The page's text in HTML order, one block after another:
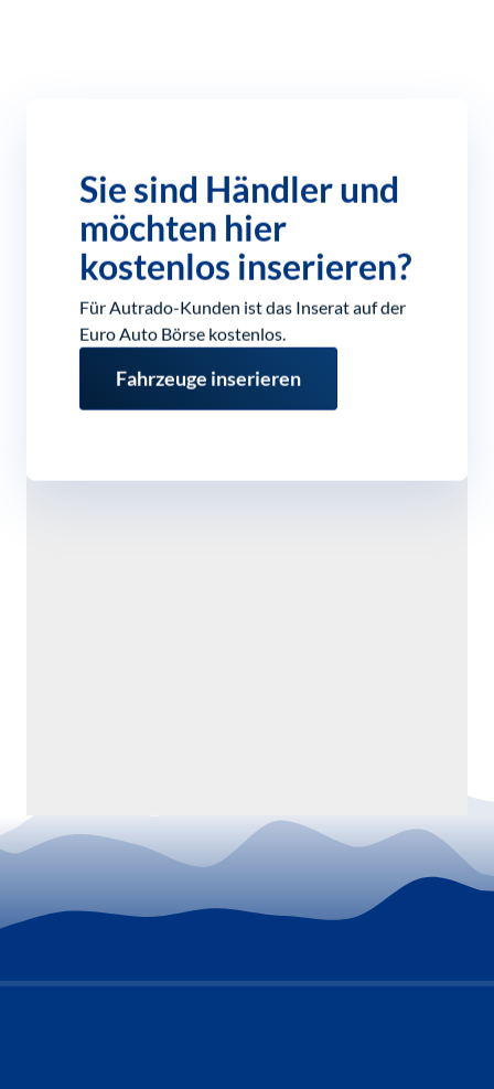
Sie sind Händler und
möchten hier
kostenlos inserieren?
Für Autrado-Kunden ist das Inserat auf der
Euro Auto Börse kostenlos.
Fahrzeuge inserieren